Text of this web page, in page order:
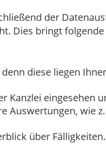
der
Dies bringt
diese liegen
Kanzlei eingesehen
Auswertungen, wie
über Fälligkeiten.